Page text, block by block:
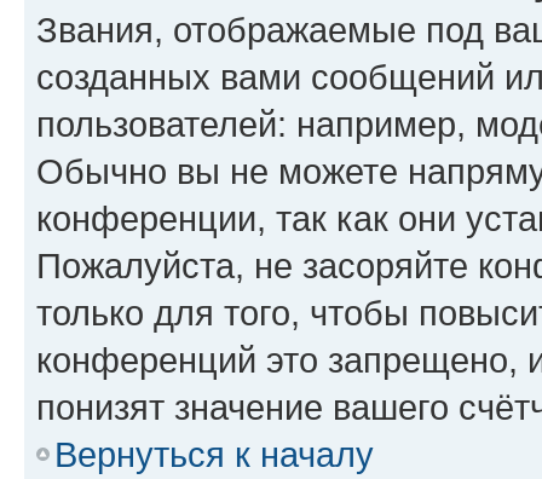
Звания, отображаемые под
созданных вами сообщений
пользователей: например,
Обычно вы не можете
конференции, так как они
Пожалуйста, не засоряйте
только для того, чтобы
конференций это запрещено,
понизят значение вашего
Вернуться к началу